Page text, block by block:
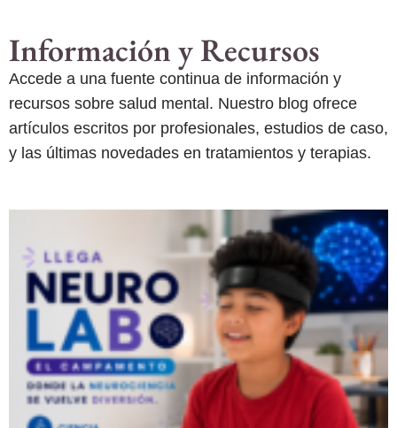
Información y Recursos
Accede a una fuente continua de información y
recursos sobre salud mental. Nuestro blog ofrece
artículos escritos por profesionales, estudios de caso,
y las últimas novedades en tratamientos y terapias.